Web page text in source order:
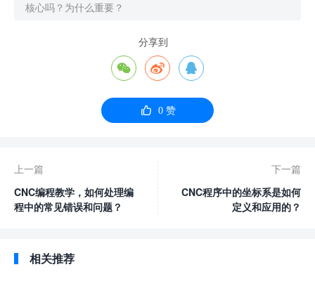
核心吗？为什么重要？
分享到
  
 0赞
上一篇
CNC编程教学，如何处理编
程中的常见错误和问题？
下一篇
CNC程序中的坐标系是如何
定义和应用的？
相关推荐